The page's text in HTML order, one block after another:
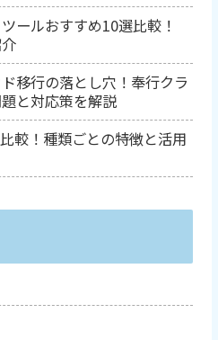
ールおすすめ10選比較！
移行の落とし穴！奉行クラ
と対応策を解説
較！種類ごとの特徴と活用